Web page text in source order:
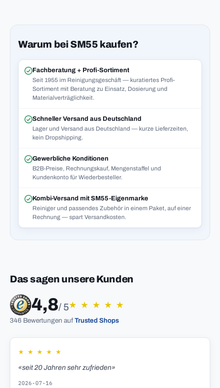
Warum bei SM55 kaufen?
Fachberatung + Profi-Sortiment
Seit 1955 im Reinigungsgeschäft — kuratiertes Profi-
Sortiment mit Beratung zu Einsatz, Dosierung und
Materialverträglichkeit.
Schneller Versand aus Deutschland
Lager und Versand aus Deutschland — kurze Lieferzeiten,
kein Dropshipping.
Gewerbliche Konditionen
B2B-Preise, Rechnungskauf, Mengenstaffel und
Kundenkonto für Wiederbesteller.
Kombi-Versand mit SM55-Eigenmarke
Reiniger und passendes Zubehör in einem Paket, auf einer
Rechnung — spart Versandkosten.
Das sagen unsere Kunden
4,8/ 5★ ★ ★ ★ ★
346 Bewertungen auf Trusted Shops
★ ★ ★ ★ ★
«seit 20 Jahren sehr zufrieden»
2026-07-16